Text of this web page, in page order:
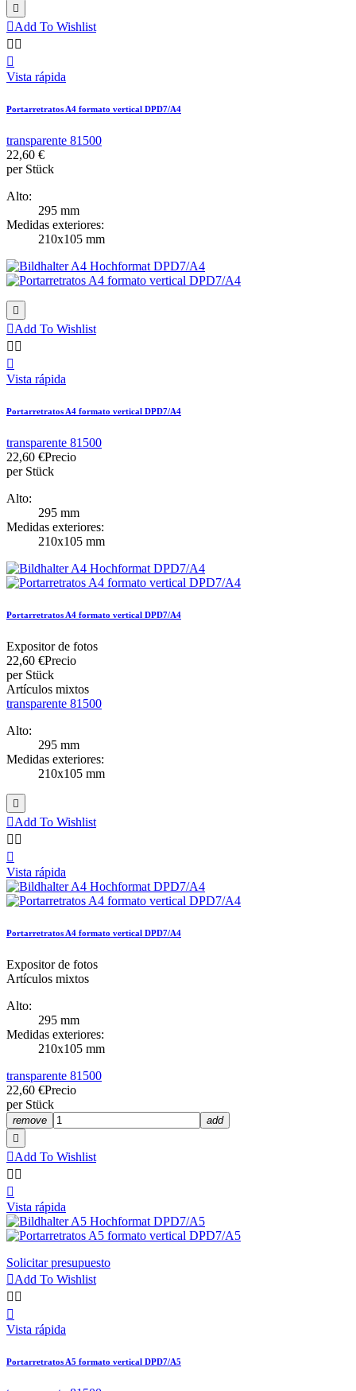

Add To Wishlist
 

Vista rápida
Portarretratos A4 formato vertical DPD7/A4
transparente 81500
22,60 €
per Stück
Alto:
295 mm
Medidas exteriores:
210x105 mm

Add To Wishlist
 

Vista rápida
Portarretratos A4 formato vertical DPD7/A4
transparente 81500
22,60 €Precio
per Stück
Alto:
295 mm
Medidas exteriores:
210x105 mm
Portarretratos A4 formato vertical DPD7/A4
Expositor de fotos
22,60 €Precio
per Stück
Artículos mixtos
transparente 81500
Alto:
295 mm
Medidas exteriores:
210x105 mm

Add To Wishlist
 

Vista rápida
Portarretratos A4 formato vertical DPD7/A4
Expositor de fotos
Artículos mixtos
Alto:
295 mm
Medidas exteriores:
210x105 mm
transparente 81500
22,60 €Precio
per Stück
remove
add

Add To Wishlist
 

Vista rápida
Solicitar presupuesto
Add To Wishlist
 

Vista rápida
Portarretratos A5 formato vertical DPD7/A5